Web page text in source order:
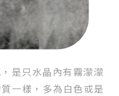
是只水晶內有霧濛濛
一樣， 多為白色或是